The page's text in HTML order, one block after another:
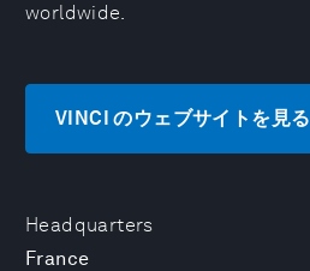
Headquarters
France
worldwide.
VINCI のウェブサイトを見る